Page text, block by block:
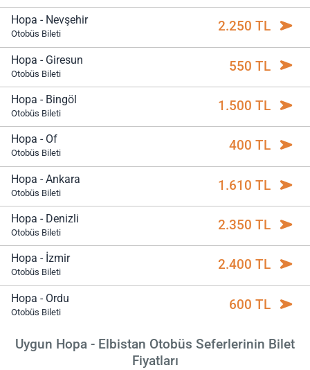
Hopa - Nevşehir
Otobüs Bileti 2.250 TL
Hopa - Giresun
Otobüs Bileti 550 TL
Hopa - Bingöl
Otobüs Bileti 1.500 TL
Hopa - Of
Otobüs Bileti 400 TL
Hopa - Ankara
Otobüs Bileti 1.610 TL
Hopa - Denizli
Otobüs Bileti 2.350 TL
Hopa - İzmir
Otobüs Bileti 2.400 TL
Hopa - Ordu
Otobüs Bileti 600 TL
Uygun Hopa - Elbistan Otobüs Seferlerinin Bilet
Fiyatları